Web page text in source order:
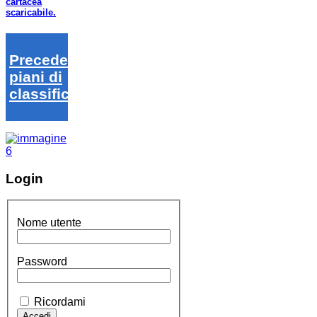
scaricabile.
Precedenti
piani di
classifica
Login
Nome utente
Password
Ricordami